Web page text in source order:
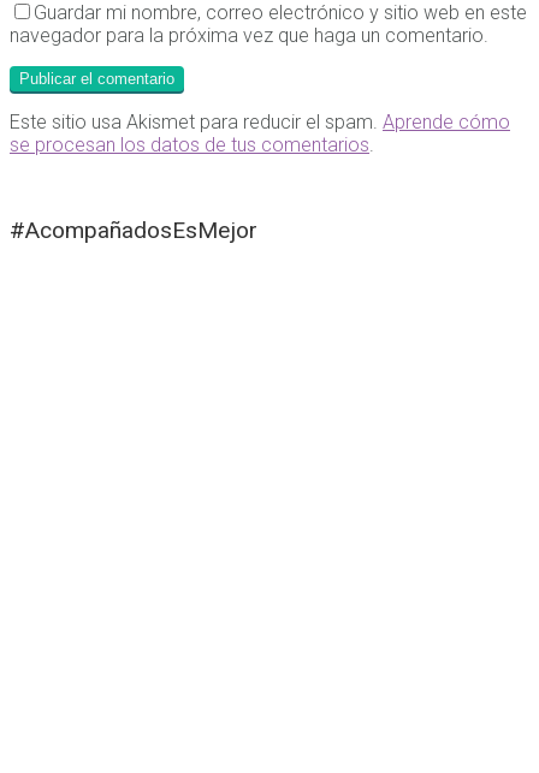
Guardar mi nombre, correo electrónico y sitio web en este
navegador para la próxima vez que haga un comentario.
Este sitio usa Akismet para reducir el spam. Aprende cómo
se procesan los datos de tus comentarios
#AcompañadosEsMejor